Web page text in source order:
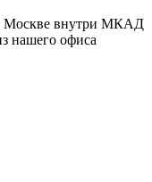
Москве внутри МКАД
нашего офиса